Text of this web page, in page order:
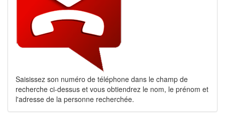
Saisissez son numéro de téléphone dans le champ de
recherche ci-dessus et vous obtiendrez le nom, le prénom et
l'adresse de la personne recherchée.